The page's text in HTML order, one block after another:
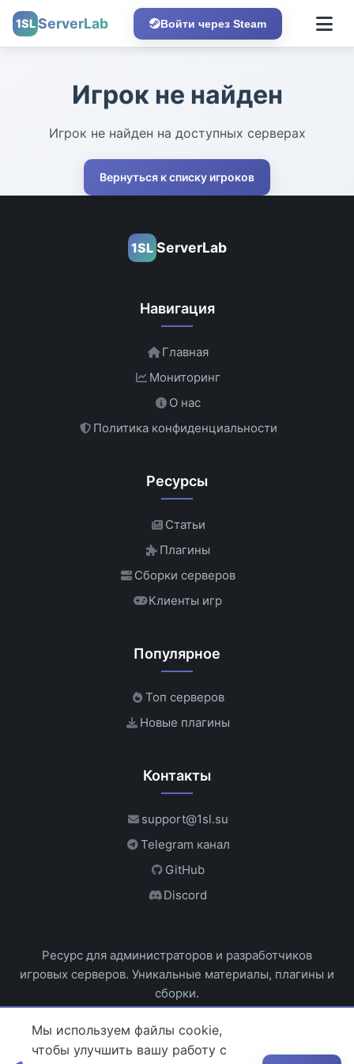
1SL ServerLab Войти через Steam
Игрок не найден
Игрок не найден на доступных серверах
Вернуться к списку игроков
1SL ServerLab
Навигация
Главная
Мониторинг
О нас
Политика конфиденциальности
Ресурсы
Статьи
Плагины
Сборки серверов
Клиенты игр
Популярное
Топ серверов
Новые плагины
Контакты
support@1sl.su
Telegram канал
GitHub
Discord
Ресурс для администраторов и разработчиков
игровых серверов. Уникальные материалы, плагины и
сборки.
Мы используем файлы cookie,
чтобы улучшить вашу работу с